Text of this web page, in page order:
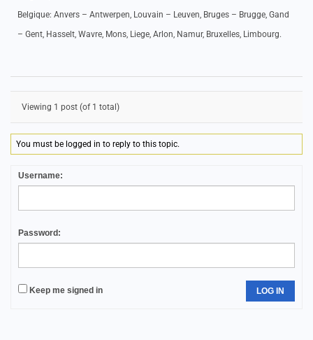
Belgique: Anvers – Antwerpen, Louvain – Leuven, Bruges – Brugge, Gand
– Gent, Hasselt, Wavre, Mons, Liege, Arlon, Namur, Bruxelles, Limbourg.
Viewing 1 post (of 1 total)
You must be logged in to reply to this topic.
Username:
Password:
Keep me signed in LOG IN